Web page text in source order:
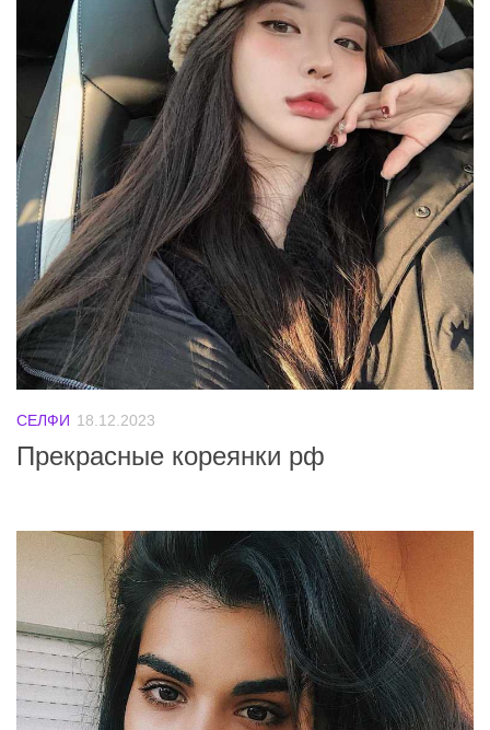
СЕЛФИ 18.12.2023
Прекрасные кореянки рф